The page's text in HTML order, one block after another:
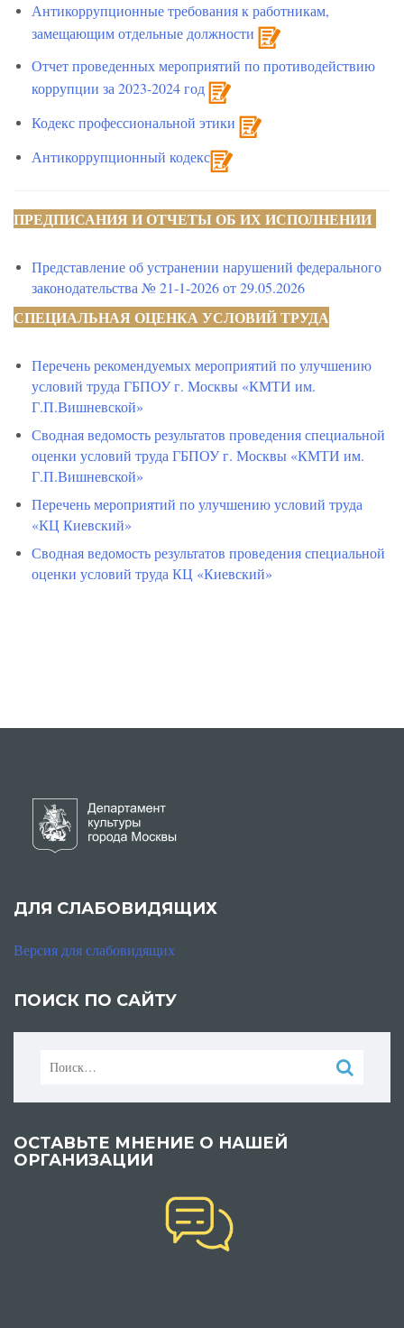
Антикоррупционные требования к работникам,
замещающим отдельные должности
Отчет проведенных мероприятий по противодействию
коррупции за 2023-2024 год
Кодекс профессиональной этики
Антикоррупционный кодекс
ПРЕДПИСАНИЯ И ОТЧЕТЫ ОБ ИХ ИСПОЛНЕНИИ
Представление об устранении нарушений федерального
законодательства № 21-1-2026 от 29.05.2026
СПЕЦИАЛЬНАЯ ОЦЕНКА УСЛОВИЙ ТРУДА
Перечень рекомендуемых мероприятий по улучшению
условий трудаГБПОУ г. Москвы «КМТИ им.
Г.П.Вишневской»
Сводная ведомость результатов проведения специальной
оценки условий труда ГБПОУ г. Москвы «КМТИ им.
Г.П.Вишневской»
Перечень мероприятий по улучшению условий труда
«КЦ Киевский»
Сводная ведомостьрезультатов проведения специальной
оценки условий трудаКЦ «Киевский»
ДЛЯ СЛАБОВИДЯЩИХ
Версия для слабовидящих
ПОИСК ПО САЙТУ
Найти:
ОСТАВЬТЕ МНЕНИЕ О НАШЕЙ
ОРГАНИЗАЦИИ